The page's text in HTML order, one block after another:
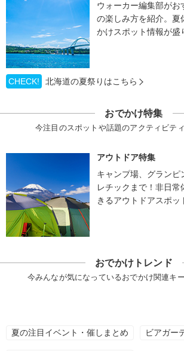
ウォーカー編集部がお
の楽しみ方を紹介。夏
かけスポット情報が盛
CHECK! 北海道の夏祭りはこちら
おでかけ特集
今注目のスポットや話題のアクティビテ
アウトドア特集
キャンプ場、グランピ
レチックまで！非日
きるアウトドアスポッ
おでかけトレンド
今みんなが気になっているおでかけ関連キ
夏の注目イベント・催しまとめ ビアガー